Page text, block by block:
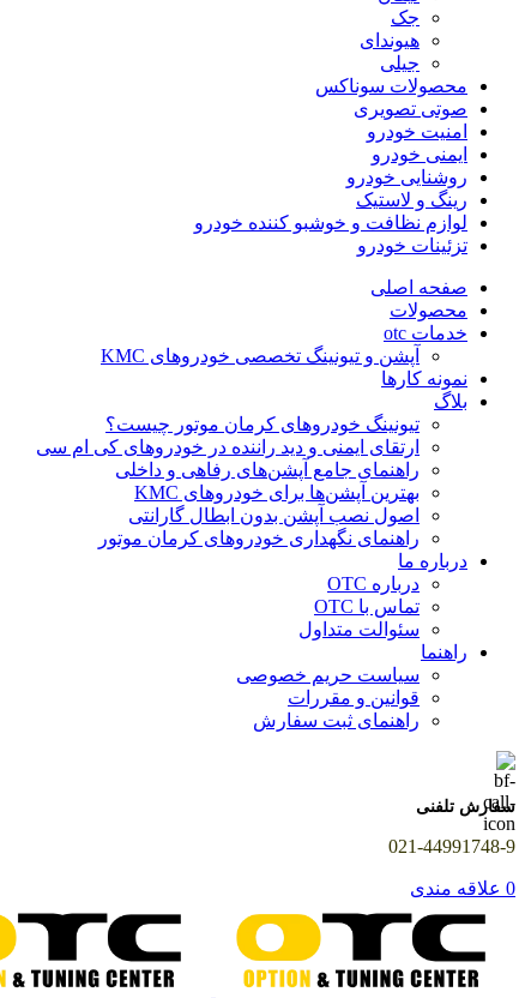
جک
هیوندای
جیلی
محصولات سوناکس
صوتی تصویری
امنیت خودرو
ایمنی خودرو
روشنایی خودرو
رینگ و لاستیک
لوازم نظافت و خوشبو کننده خودرو
تزئینات خودرو
صفحه اصلی
محصولات
خدمات otc
آپشن و تیونینگ تخصصی خودروهای KMC
نمونه کارها
بلاگ
تیونینگ خودروهای کرمان موتور چیست؟
ارتقای ایمنی و دید راننده در خودروهای کی ام سی
راهنمای جامع آپشن‌های رفاهی و داخلی
بهترین آپشن‌ها برای خودروهای KMC
اصول نصب آپشن بدون ابطال گارانتی
راهنمای نگهداری خودروهای کرمان موتور
درباره ما
درباره OTC
تماس با OTC
سئوالت متداول
راهنما
سیاست حریم خصوصی
قوانین و مقررات
راهنمای ثبت سفارش
سفارش تلفنی
021-44991748-9
0 علاقه مندی